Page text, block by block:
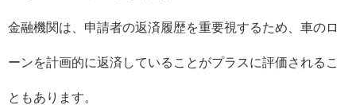
金融機関は、申請者の返済履歴を重要視するため、車のロ
ーンを計画的に返済していることがプラスに評価されるこ
ともあります。